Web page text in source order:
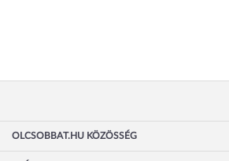
OLCSOBBAT.HU KÖZÖSSÉG